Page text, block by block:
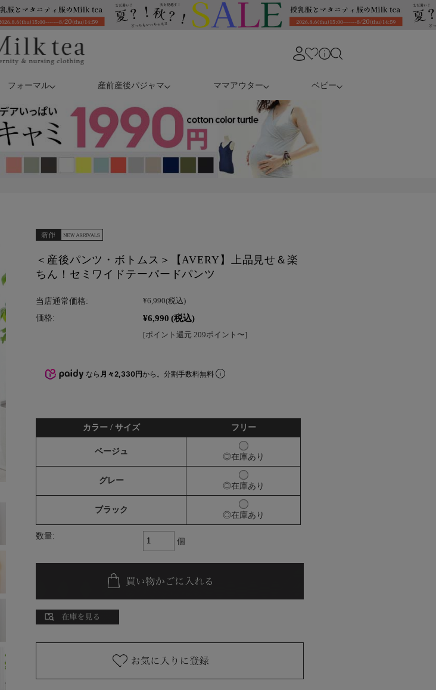
フォーマル 産前産後パジャマ ママアウター ベビー
＜産後パンツ・ボトムス＞【AVERY】上品見せ＆楽
ちん！セミワイドテーパードパンツ
当店通常価格: ¥6,990(税込)
価格: ¥6,990 (税込)
[ポイント還元 209ポイント〜]
なら 月々2,330円から。分割手数料無料
カラー / サイズ フリー
ベージュ
◎在庫あり
グレー
◎在庫あり
ブラック
◎在庫あり
数量:
個